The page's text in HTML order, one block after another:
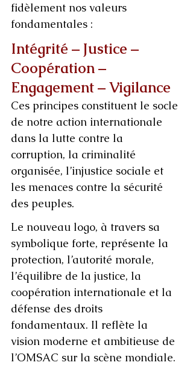
fidèlement nos valeurs
fondamentales :
Intégrité – Justice –
Coopération –
Engagement – Vigilance
Ces principes constituent le socle
de notre action internationale
dans la lutte contre la
corruption, la criminalité
organisée, l’injustice sociale et
les menaces contre la sécurité
des peuples.
Le nouveau logo, à travers sa
symbolique forte, représente la
protection, l’autorité morale,
l’équilibre de la justice, la
coopération internationale et la
défense des droits
fondamentaux. Il reflète la
vision moderne et ambitieuse de
l’OMSAC sur la scène mondiale.